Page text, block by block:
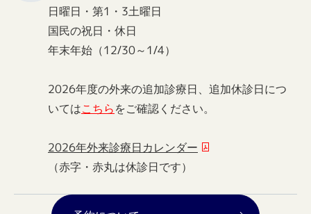
日曜日・第1・3土曜日
国民の祝日・休日
年末年始（12/30～1/4）
2026年度の外来の追加診療日、追加休診日につ
いてはこちらをご確認ください。
2026年外来診療日カレンダー
（赤字・赤丸は休診日です）